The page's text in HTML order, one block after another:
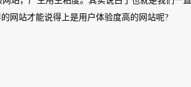
网站才能说得上是用户体验度高的网站呢?